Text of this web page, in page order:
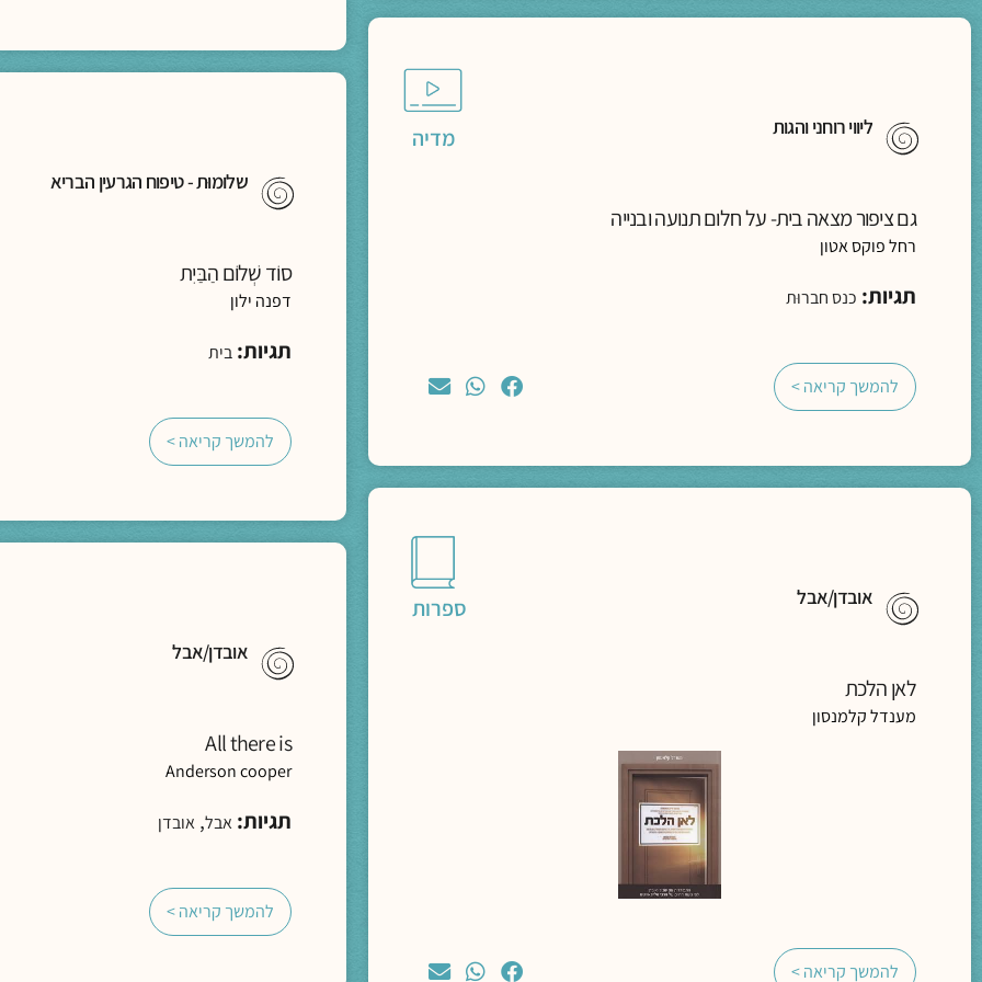
מדיה ליווי רוחני והגות
גם ציפור מצאה בית- על חלום תנועה ובנייה
רחל פוקס אטון
תגיות: כנס חברוּת
להמשך קריאה >
שלומוּת - טיפוח הגרעין הבריא
סוֹד שְׁלוֹם הַבַּיִת
דפנה ילון
תגיות: בית
להמשך קריאה >
ספרות אובדן/אבל
לאן הלכת
מענדל קלמנסון
להמשך קריאה >
אובדן/אבל
All there is
Anderson cooper
תגיות: אבל, אובדן
להמשך קריאה >